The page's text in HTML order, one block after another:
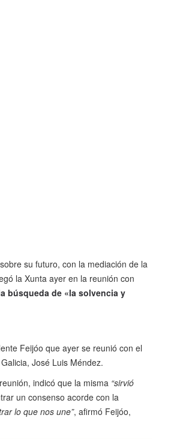
su futuro, con la mediación de la
la Xunta ayer en la reunión con
búsqueda de «la solvencia y
Feijóo que ayer se reunió con el
José Luis Méndez.
indicó que la misma “sirvió
un consenso acorde con la
lo que nos une”, afirmó Feijóo,